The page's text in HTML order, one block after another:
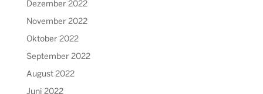
Dezember 2022
November 2022
Oktober 2022
September 2022
August 2022
Juni 2022